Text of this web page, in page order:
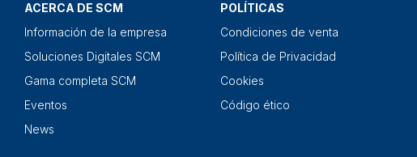
ACERCA DE SCM
Información de la empresa
Soluciones Digitales SCM
Gama completa SCM
Eventos
News
POLÍTICAS
Condiciones de venta
Política de Privacidad
Cookies
Código ético